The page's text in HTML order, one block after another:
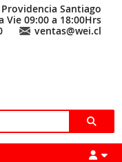
Santiago
Vie 09:00 a 18:00Hrs
ventas@wei.cl